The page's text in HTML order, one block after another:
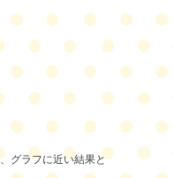
グラフに近い結果と